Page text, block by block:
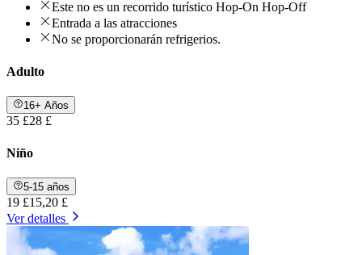
Este no es un recorrido turístico Hop-On Hop-Off
Entrada a las atracciones
No se proporcionarán refrigerios.
Adulto
16+ Años
35 £28 £
Niño
5-15 años
19 £15,20 £
Ver detalles